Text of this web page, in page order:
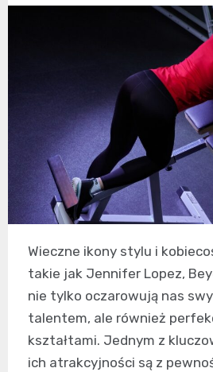
Wieczne ikony stylu i
takie jak Jennifer Lopez,
nie tylko oczarowują nas
talentem, ale również
kształtami. Jednym z
ich atrakcyjności są z